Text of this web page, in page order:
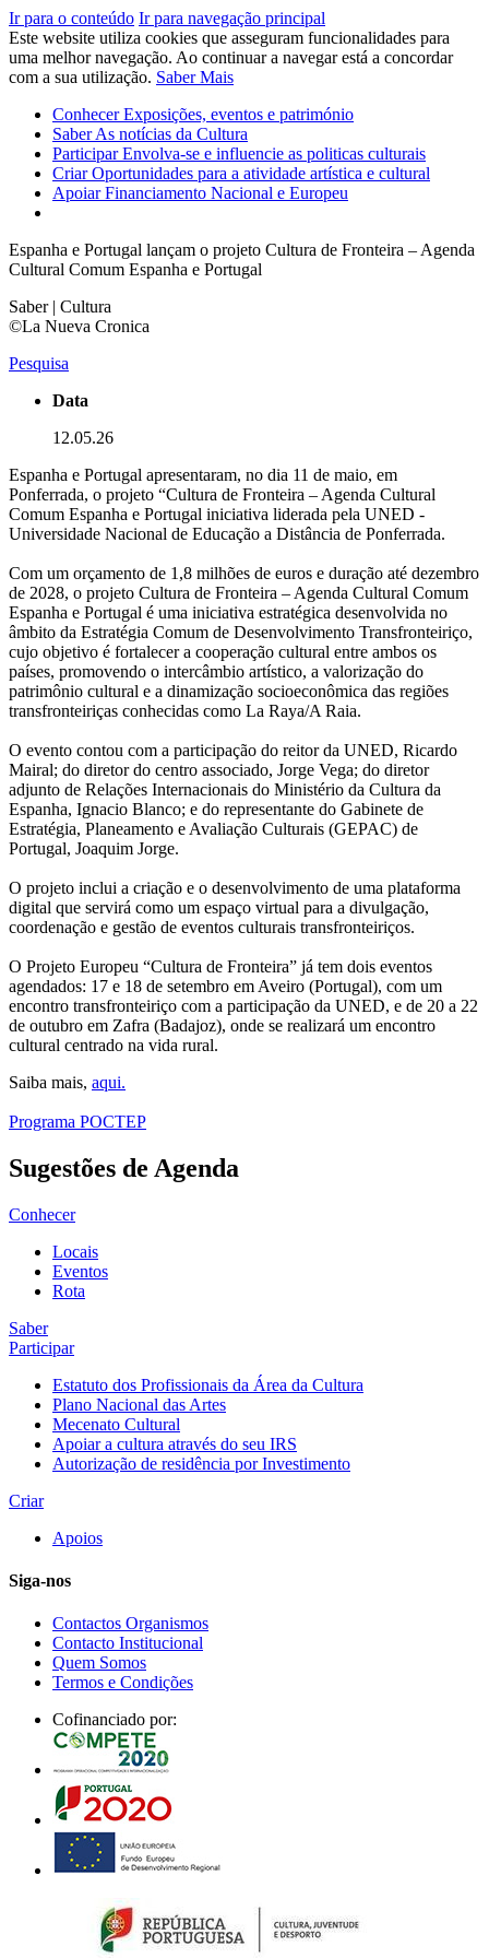
Ir para o conteúdo Ir para navegação principal
Este website utiliza cookies que asseguram funcionalidades para
uma melhor navegação. Ao continuar a navegar está a concordar
com a sua utilização. Saber Mais
ConhecerExposições, eventos e património
SaberAs notícias da Cultura
ParticiparEnvolva-se e influencie as politicas culturais
CriarOportunidades para a atividade artística e cultural
ApoiarFinanciamento Nacional e Europeu
Espanha e Portugal lançam o projeto Cultura de Fronteira – Agenda
Cultural Comum Espanha e Portugal
Saber | Cultura
©La Nueva Cronica
Pesquisa
Data
12.05.26
Espanha e Portugal apresentaram, no dia 11 de maio, em
Ponferrada, o projeto “Cultura de Fronteira – Agenda Cultural
Comum Espanha e Portugal iniciativa liderada pela UNED -
Universidade Nacional de Educação a Distância de Ponferrada.
Com um orçamento de 1,8 milhões de euros e duração até dezembro
de 2028, o projeto Cultura de Fronteira – Agenda Cultural Comum
Espanha e Portugal é uma iniciativa estratégica desenvolvida no
âmbito da Estratégia Comum de Desenvolvimento Transfronteiriço,
cujo objetivo é fortalecer a cooperação cultural entre ambos os
países, promovendo o intercâmbio artístico, a valorização do
patrimônio cultural e a dinamização socioeconômica das regiões
transfronteiriças conhecidas como La Raya/A Raia.
O evento contou com a participação do reitor da UNED, Ricardo
Mairal; do diretor do centro associado, Jorge Vega; do diretor
adjunto de Relações Internacionais do Ministério da Cultura da
Espanha, Ignacio Blanco; e do representante do Gabinete de
Estratégia, Planeamento e Avaliação Culturais (GEPAC) de
Portugal, Joaquim Jorge.
O projeto inclui a criação e o desenvolvimento de uma plataforma
digital que servirá como um espaço virtual para a divulgação,
coordenação e gestão de eventos culturais transfronteiriços.
O Projeto Europeu “Cultura de Fronteira” já tem dois eventos
agendados: 17 e 18 de setembro em Aveiro (Portugal), com um
encontro transfronteiriço com a participação da UNED, e de 20 a 22
de outubro em Zafra (Badajoz), onde se realizará um encontro
cultural centrado na vida rural.
Saiba mais, aqui.
Programa POCTEP
Sugestões de Agenda
Conhecer
Locais
Eventos
Rota
Saber
Participar
Estatuto dos Profissionais da Área da Cultura
Plano Nacional das Artes
Mecenato Cultural
Apoiar a cultura através do seu IRS
Autorização de residência por Investimento
Criar
Apoios
Siga-nos
Contactos Organismos
Contacto Institucional
Quem Somos
Termos e Condições
Cofinanciado por: